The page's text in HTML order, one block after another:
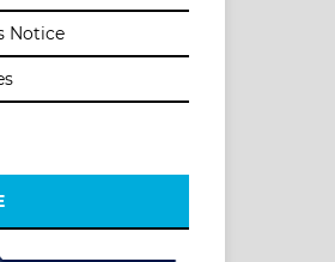
Notice